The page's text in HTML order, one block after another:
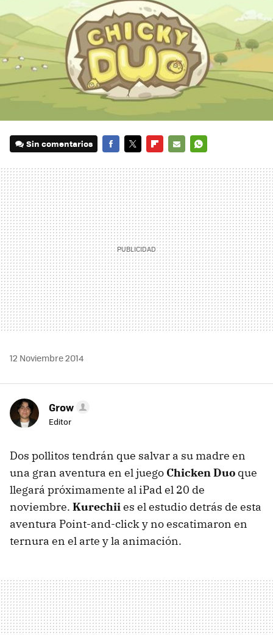
Sin comentarios
MAIL
12 Noviembre 2014
Grow
Editor
Dos pollitos tendrán que salvar a su madre en
una gran aventura en el juego Chicken Duo que
llegará próximamente al iPad el 20 de
noviembre. Kurechiies el estudio detrás de esta
aventura Point-and-click y no escatimaron en
ternura en el arte y la animación.